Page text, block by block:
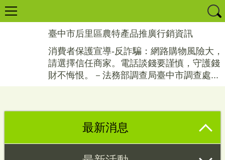
臺中市后里區農特產品推廣行銷資訊
消費者保護宣導-反詐騙：網路購物風險大，
請選擇信任商家。電話談錢要謹慎，守護錢
財不悔恨。－法務部調查局臺中市調查處...
最新消息